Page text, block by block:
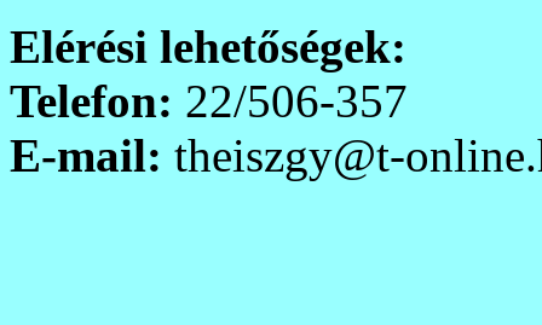
Elérési lehetőségek:
Telefon: 22/506-357
E-mail: theiszgy@t-